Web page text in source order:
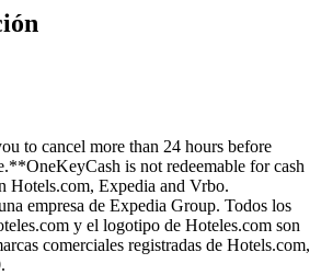
to cancel more than 24 hours before
**OneKeyCash is not redeemable for cash
Hotels.com, Expedia and Vrbo.
empresa de Expedia Group. Todos los
y el logotipo de Hoteles.com son
comerciales registradas de Hotels.com,